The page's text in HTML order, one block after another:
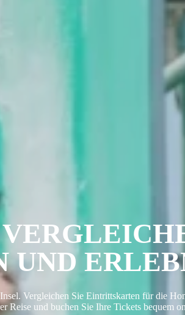
UND
Vergleichen Sie Eintrittskarten für die
und buchen Sie Ihre Tickets bequem